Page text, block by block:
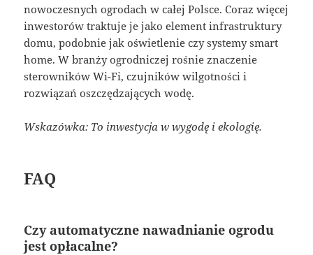
nowoczesnych ogrodach w całej Polsce. Coraz więcej
inwestorów traktuje je jako element infrastruktury
domu, podobnie jak oświetlenie czy systemy smart
home. W branży ogrodniczej rośnie znaczenie
sterowników Wi-Fi, czujników wilgotności i
rozwiązań oszczędzających wodę.
Wskazówka: To inwestycja w wygodę i ekologię.
FAQ
Czy automatyczne nawadnianie ogrodu
jest opłacalne?